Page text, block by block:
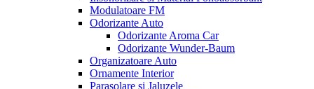
Modulatoare FM
Odorizante Auto
Odorizante Aroma Car
Odorizante Wunder-Baum
Organizatoare Auto
Ornamente Interior
Parasolare si Jaluzele